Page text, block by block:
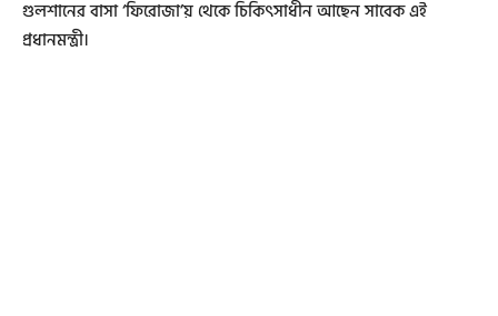
গুলশানের বাসা ‘ফিরোজা’য় থেকে চিকিৎসাধীন আছেন সাবেক এই
প্রধানমন্ত্রী।